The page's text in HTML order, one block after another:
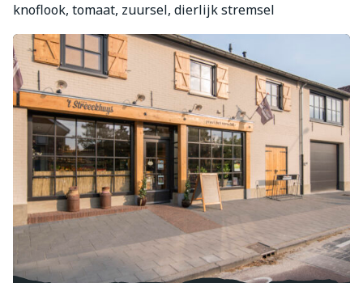
knoflook, tomaat, zuursel, dierlijk stremsel